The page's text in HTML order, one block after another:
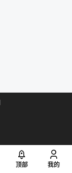
顶部 我的